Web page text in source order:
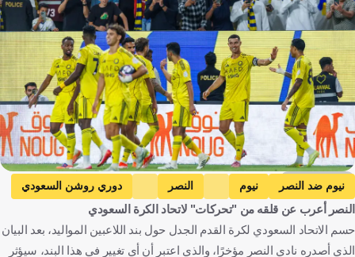
Getty Images
نيوم ضد النصر نيوم النصر
دوري روشن السعودي
المملكة العربية السعودية
كرة قدم
النصر أعرب عن قلقه من "تحركات" لاتحاد الكرة السعودي
حسم الاتحاد السعودي لكرة القدم الجدل حول بند اللاعبين المواليد، بعد البيان
الذي أصدره نادي النصر مؤخرًا، والذي اعتبر أن أي تغيير في هذا البند، سيؤثر